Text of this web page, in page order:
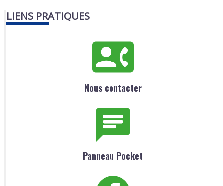
LIENS PRATIQUES
Nous contacter
Panneau Pocket